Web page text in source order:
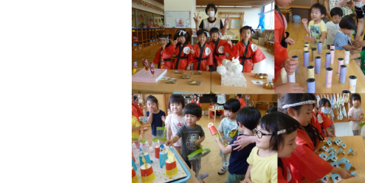
駅
東
口
か
ら
徒
歩
7
分